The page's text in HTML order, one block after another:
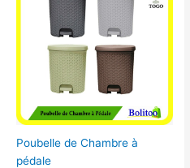
Poubelle de Chambre à
pédale